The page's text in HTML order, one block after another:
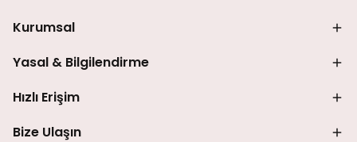
Kurumsal
Yasal & Bilgilendirme
Hızlı Erişim
Bize Ulaşın